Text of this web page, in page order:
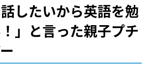
話したいから英語を勉
」と言った親子プチ